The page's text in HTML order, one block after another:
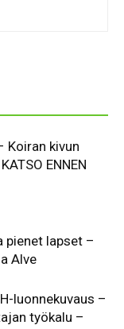
Koiran kivun
ENNEN
pienet lapset –
Alve
luonnekuvaus –
työkalu –